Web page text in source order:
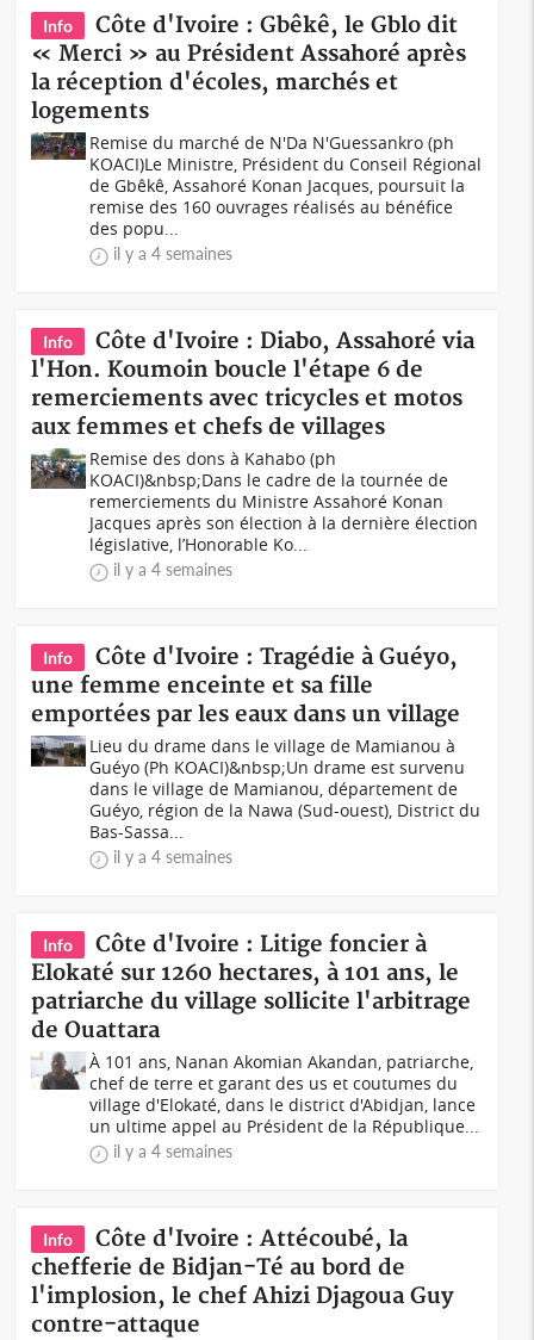
Info
Côte d'Ivoire : Gbêkê, le Gblo dit
« Merci » au Président Assahoré après
la réception d'écoles, marchés et
logements
Remise du marché de N'Da N'Guessankro (ph
KOACI)Le Ministre, Président du Conseil Régional
de Gbêkê, Assahoré Konan Jacques, poursuit la
remise des 160 ouvrages réalisés au bénéfice
des popu...
il y a 4 semaines
Info
Côte d'Ivoire : Diabo, Assahoré via
l'Hon. Koumoin boucle l'étape 6 de
remerciements avec tricycles et motos
aux femmes et chefs de villages
Remise des dons à Kahabo (ph
KOACI)&nbsp;Dans le cadre de la tournée de
remerciements du Ministre Assahoré Konan
Jacques après son élection à la dernière élection
législative, l’Honorable Ko...
il y a 4 semaines
Info
Côte d'Ivoire : Tragédie à Guéyo,
une femme enceinte et sa fille
emportées par les eaux dans un village
Lieu du drame dans le village de Mamianou à
Guéyo (Ph KOACI)&nbsp;Un drame est survenu
dans le village de Mamianou, département de
Guéyo, région de la Nawa (Sud-ouest), District du
Bas-Sassa...
il y a 4 semaines
Info
Côte d'Ivoire : Litige foncier à
Elokaté sur 1260 hectares, à 101 ans, le
patriarche du village sollicite l'arbitrage
de Ouattara
À 101 ans, Nanan Akomian Akandan, patriarche,
chef de terre et garant des us et coutumes du
village d'Elokaté, dans le district d'Abidjan, lance
un ultime appel au Président de la République...
il y a 4 semaines
Info
Côte d'Ivoire : Attécoubé, la
chefferie de Bidjan-Té au bord de
l'implosion, le chef Ahizi Djagoua Guy
contre-attaque